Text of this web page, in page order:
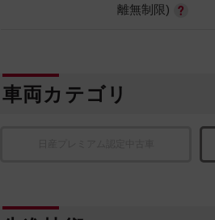
離無制限)
車両カテゴリ